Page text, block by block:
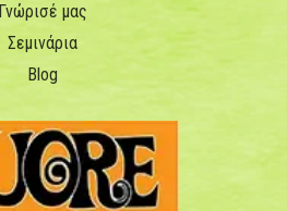
Γνώρισέ μας
Σεμινάρια
Blog